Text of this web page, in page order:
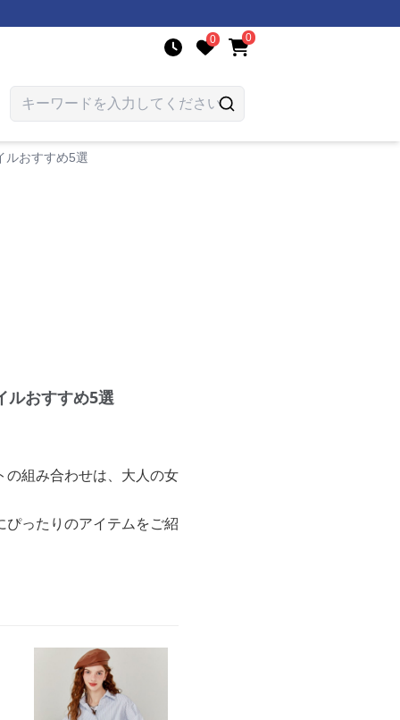
0 0
ルおすすめ5選
ルおすすめ5選
組み合わせは、大人の女
ったりのアイテムをご紹